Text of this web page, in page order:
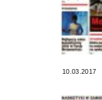
10.03.2017